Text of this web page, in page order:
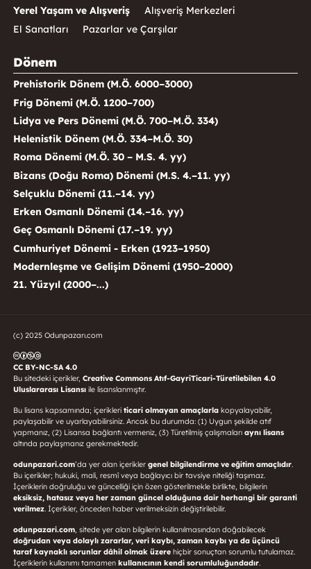
Yerel Yaşam ve Alışveriş
Alışveriş Merkezleri
El Sanatları
Pazarlar ve Çarşılar
Dönem
Prehistorik Dönem (M.Ö. 6000–3000)
Frig Dönemi (M.Ö. 1200–700)
Lidya ve Pers Dönemi (M.Ö. 700–M.Ö. 334)
Helenistik Dönem (M.Ö. 334–M.Ö. 30)
Roma Dönemi (M.Ö. 30 – M.S. 4. yy)
Bizans (Doğu Roma) Dönemi (M.S. 4.–11. yy)
Selçuklu Dönemi (11.–14. yy)
Erken Osmanlı Dönemi (14.–16. yy)
Geç Osmanlı Dönemi (17.–19. yy)
Cumhuriyet Dönemi - Erken (1923–1950)
Modernleşme ve Gelişim Dönemi (1950–2000)
21. Yüzyıl (2000–...)
(c) 2025 Odunpazarı.com
CC BY-NC-SA 4.0
Bu sitedeki içerikler, Creative Commons Atıf-GayriTicari-Türetilebilen 4.0
Uluslararası Lisansı ile lisanslanmıştır.
Bu lisans kapsamında; içerikleri ticari olmayan amaçlarlakopyalayabilir,
paylaşabilir ve uyarlayabilirsiniz. Ancak bu durumda: (1) Uygun şekilde atıf
yapmanız, (2) Lisansa bağlantı vermeniz, (3) Türetilmiş çalışmaları aynı lisans
altında paylaşmanız gerekmektedir.
odunpazari.com’da yer alan içerikler genel bilgilendirme ve eğitim amaçlıdır.
Bu içerikler; hukuki, mali, resmî veya bağlayıcı bir tavsiye niteliği taşımaz.
İçeriklerin doğruluğu ve güncelliği için özen gösterilmekle birlikte, bilgilerin
eksiksiz, hatasız veya her zaman güncel olduğuna dair herhangi bir garanti
verilmez. İçerikler, önceden haber verilmeksizin değiştirilebilir.
odunpazari.com, sitede yer alan bilgilerin kullanılmasından doğabilecek
doğrudan veya dolaylı zararlar, veri kaybı, zaman kaybı ya da üçüncü
taraf kaynaklı sorunlar dâhil olmak üzerehiçbir sonuçtan sorumlu tutulamaz.
İçeriklerin kullanımı tamamen kullanıcının kendi sorumluluğundadır.